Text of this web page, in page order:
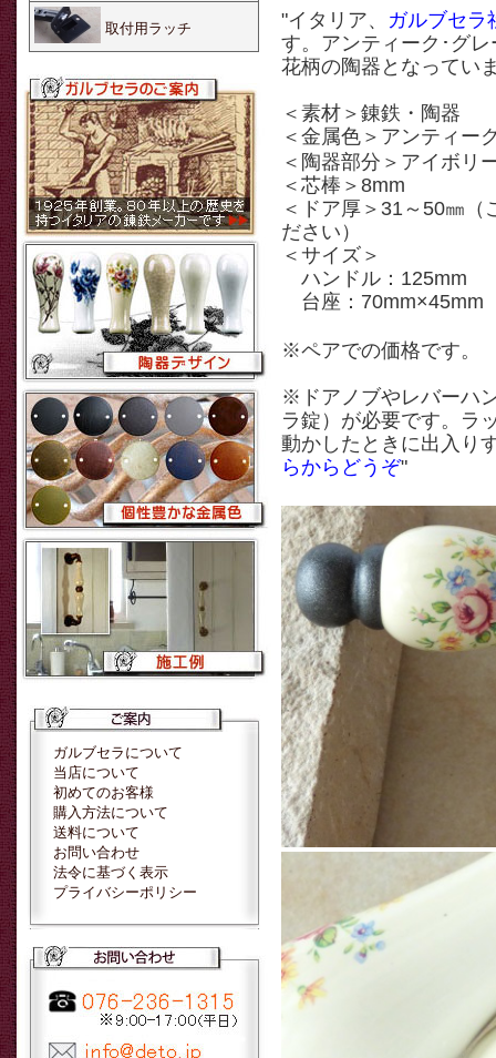
取付用ラッチ
ガルブセラについて
当店について
初めてのお客様
購入方法について
送料について
お問い合わせ
法令に基づく表示
プライバシーポリシー
"イタリア、 ガルブセラ
す。アンティーク･グ
花柄の陶器となってい
＜素材＞錬鉄・陶器
＜金属色＞アンティ
＜陶器部分＞アイボリ
＜芯棒＞8mm
＜ドア厚＞31～50㎜
ださい）
＜サイズ＞
ハンドル：125mm
台座：
※ペアでの価格です。
※ドアノブやレバーハ
ラ錠）が必要です。ラ
動かしたときに出入り
らからどうぞ"